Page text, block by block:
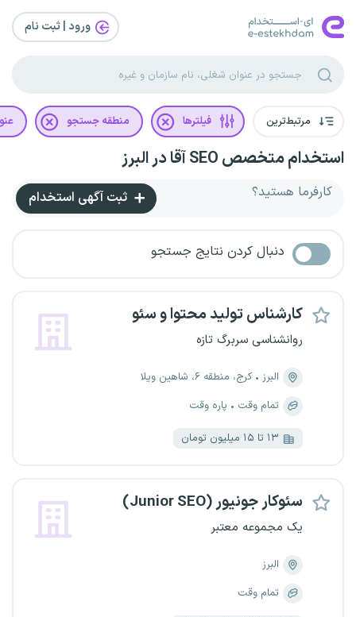
ورود | ثبت‌ نام
مرتبط‌ترین فیلترها منطقه جستجو
استخدام متخصص SEO آقا در البرز
کارفرما هستید؟ ثبت آگهی استخدام
دنبال کردن نتایج جستجو
کارشناس تولید محتوا و سئو
روانشناسی سربرگ تازه
البرز
کرج، منطقه ۶، شاهین ویلا
تمام وقت
پاره وقت
۱۳ تا ۱۵ میلیون تومان
سئوکار جونیور (Junior SEO)
یک مجموعه معتبر
البرز
تمام وقت